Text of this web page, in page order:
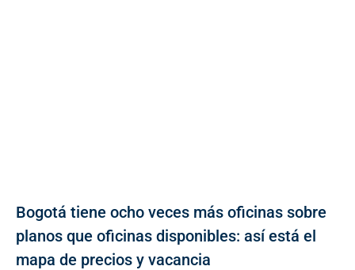
Bogotá tiene ocho veces más oficinas sobre
planos que oficinas disponibles: así está el
mapa de precios y vacancia